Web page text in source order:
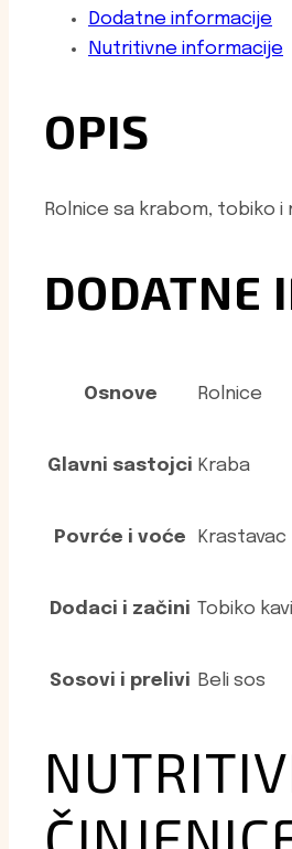
Dodatne informacije
Nutritivne informacije
OPIS
Rolnice sa krabom, tobiko
DODATNE
Osnove Rolnice
Glavni sastojci Kraba
Povrće i voće Krastavac
Dodaci i začini Tobiko
Sosovi i prelivi Beli sos